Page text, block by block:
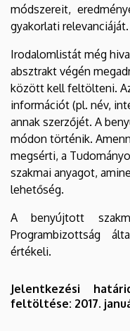
módszereit,
gyakorlati relevanciáját.
Irodalomlistát még
absztrakt végén
között kell feltölteni.
információt (pl. név,
annak szerzőjét. A
módon történik.
megsérti, a
szakmai anyagot,
lehetőség.
A benyújtott
Programbizottság
értékeli.
Jelentkezési
feltöltése: 2017.